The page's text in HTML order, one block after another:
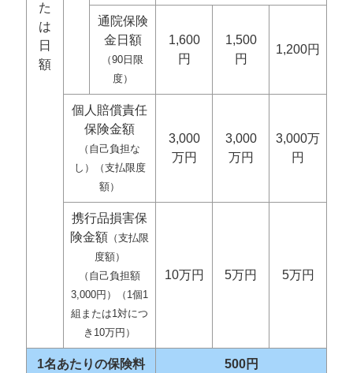
た
は
日
額
通院保険
金日額
（90日限
度）
1,600
円
1,500
円
1,200円
個人賠償責任
保険金額
（自己負担な
し）（支払限度
額）
3,000
万円
3,000
万円
3,000万
円
携行品損害保
険金額 （支払限
度額）
（自己負担額
3,000円）（1個1
組または1対につ
き10万円）
10万円 5万円 5万円
1名あたりの保険料 500円